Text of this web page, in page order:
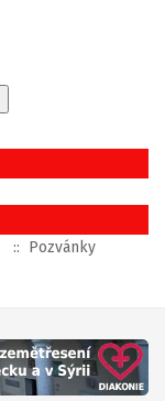
:: Pozvánky